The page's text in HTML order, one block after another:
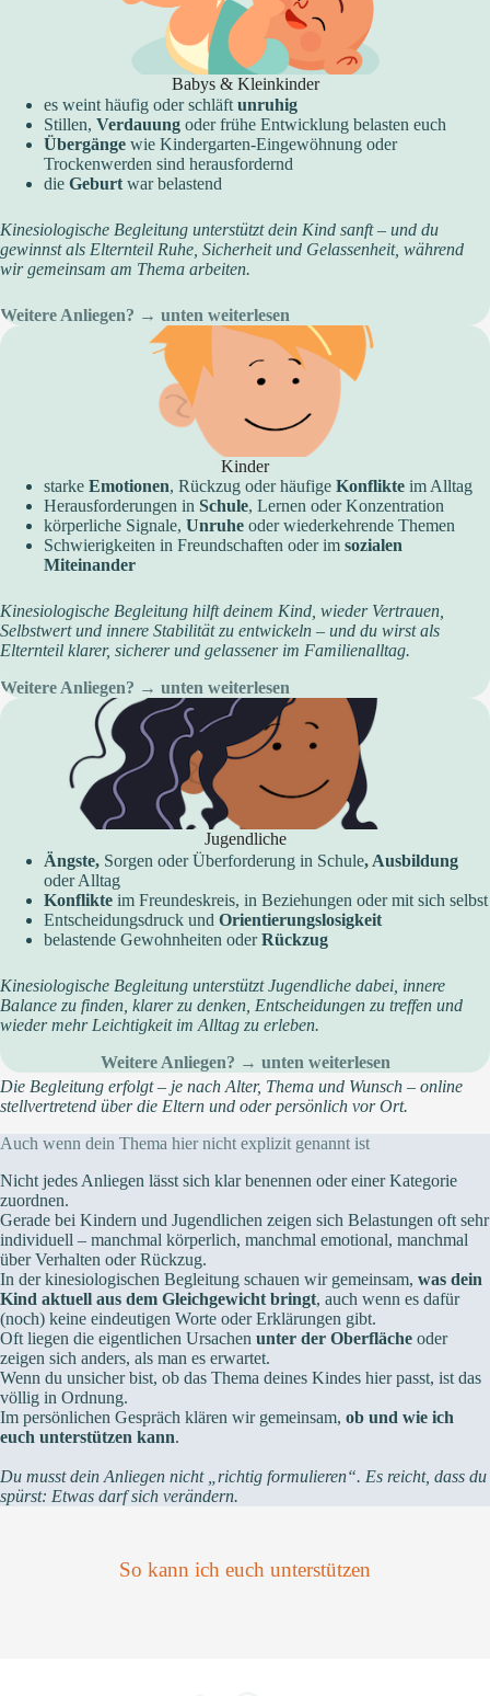
Babys & Kleinkinder
es weint häufig oder schläft unruhig
Stillen, Verdauung oder frühe Entwicklung belasten euch
Übergänge wie Kindergarten-Eingewöhnung oder
Trockenwerden sind herausfordernd
die Geburt war belastend
Kinesiologische Begleitung unterstützt dein Kind sanft – und du
gewinnst als Elternteil Ruhe, Sicherheit und Gelassenheit, während
wir gemeinsam am Thema arbeiten.
Weitere Anliegen? → unten weiterlesen
Kinder
starke Emotionen, Rückzug oder häufige Konflikte im Alltag
Herausforderungen in Schule, Lernen oder Konzentration
körperliche Signale, Unruhe oder wiederkehrende Themen
Schwierigkeiten in Freundschaften oder im sozialen
Miteinander
Kinesiologische Begleitung hilft deinem Kind, wieder Vertrauen,
Selbstwert und innere Stabilität zu entwickeln – und du wirst als
Elternteil klarer, sicherer und gelassener im Familienalltag.
Weitere Anliegen? → unten weiterlesen
Jugendliche
Ängste, Sorgen oder Überforderung in Schule, Ausbildung
oder Alltag
Konflikte im Freundeskreis, in Beziehungen oder mit sich selbst
Entscheidungsdruck und Orientierungslosigkeit
belastende Gewohnheiten oderRückzug
Kinesiologische Begleitung unterstützt Jugendliche dabei, innere
Balance zu finden, klarer zu denken, Entscheidungen zu treffen und
wieder mehr Leichtigkeit im Alltag zu erleben.
Weitere Anliegen? → unten weiterlesen
Die Begleitung erfolgt – je nach Alter, Thema und Wunsch – online
stellvertretend über die Eltern und oder persönlich vor Ort.
Auch wenn dein Thema hier nicht explizit genannt ist
Nicht jedes Anliegen lässt sich klar benennen oder einer Kategorie
zuordnen.
Gerade bei Kindern und Jugendlichen zeigen sich Belastungen oft sehr
individuell – manchmal körperlich, manchmal emotional, manchmal
über Verhalten oder Rückzug.
In der kinesiologischen Begleitung schauen wir gemeinsam, was dein
Kind aktuell aus dem Gleichgewicht bringt, auch wenn es dafür
(noch) keine eindeutigen Worte oder Erklärungen gibt.
Oft liegen die eigentlichen Ursachen unter der Oberfläche oder
zeigen sich anders, als man es erwartet.
Wenn du unsicher bist, ob das Thema deines Kindes hier passt, ist das
völlig in Ordnung.
Im persönlichen Gespräch klären wir gemeinsam, ob und wie ich
euch unterstützen kann.
Du musst dein Anliegen nicht „richtig formulieren“. Es reicht, dass du
spürst: Etwas darf sich verändern.
So kann ich euch unterstützen